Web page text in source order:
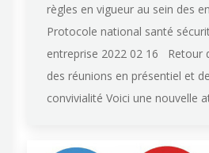
règles en vigueur au sein des
Protocole national santé
entreprise 2022 02 16 Retour
des réunions en présentiel et
convivialité Voici une nouvelle